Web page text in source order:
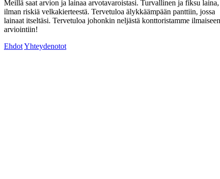
Meillä saat arvion ja lainaa arvotavaroistasi. Turvallinen ja fiksu laina,
ilman riskiä velkakierteestä. Tervetuloa älykkäämpään panttiin, jossa
lainaat itseltäsi. Tervetuloa johonkin neljästä konttoristamme ilmaiseen
arviointiin!
EhdotYhteydenotot